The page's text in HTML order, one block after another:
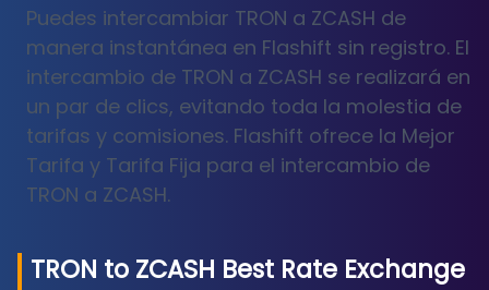
Puedes intercambiar TRON a ZCASH de
manera instantánea en Flashift sin registro. El
intercambio de TRON a ZCASH se realizará en
un par de clics, evitando toda la molestia de
tarifas y comisiones. Flashift ofrece la Mejor
Tarifa y Tarifa Fija para el intercambio de
TRON a ZCASH.
TRON to ZCASH Best Rate Exchange